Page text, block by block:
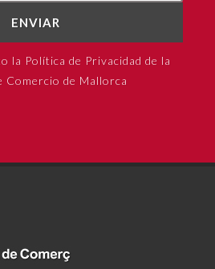
ENVIAR
la Política de Privacidad de la
Comercio de Mallorca